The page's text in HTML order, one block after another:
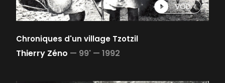
VOD
Chroniques d'un village Tzotzil
Thierry Zéno — 99' — 1992